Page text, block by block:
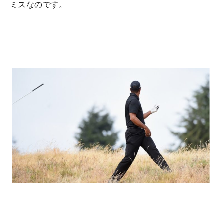
ミスなのです。